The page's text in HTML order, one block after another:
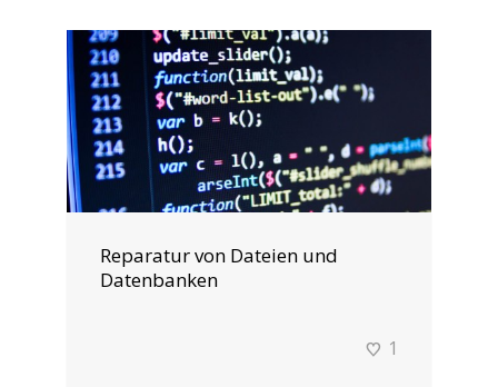
Reparatur von Dateien und
Datenbanken
1